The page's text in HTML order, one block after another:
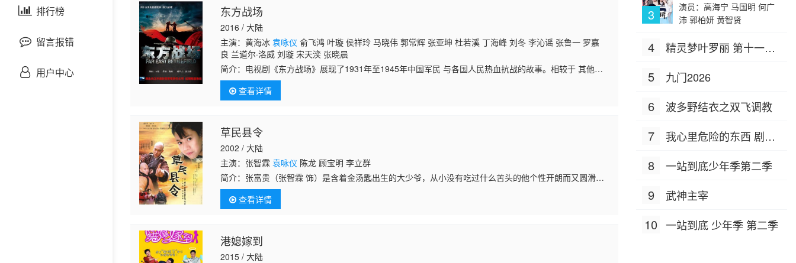
剧情片
战争片
悬疑片
泰国剧
欧美综艺
欧美动漫
排行榜
留言报错
用户中心
东方战场
2016 / 大陆
主演：黄海冰袁咏仪 俞飞鸿 叶璇 侯祥玲 马晓伟 郭常辉 张亚坤 杜若溪 丁海峰 刘冬 李沁谣 张鲁一 罗嘉
良 兰道尔·洛威 刘璇 宋天湙 张晓晨
简介： 电视剧《东方战场》展现了1931年至1945年中国军民 与各国人民热血抗战的故事。相较于 其他战
争剧，本剧以全新视角解读东 方战场怎样影响西方战场的命运，同 时，该剧还囊括了二战期间东方战场 的
查看详情
草民县令
2002 / 大陆
主演：张智霖袁咏仪 陈龙 顾宝明 李立群
简介： 张富贵（张智霖 饰）是含着金汤匙出生的大少爷，从小没有吃过什么苦头的他个性开朗而又圆滑，
靠着一张能说会道的嘴在父老乡亲们之中十分吃得开。何小春（
心喜欢着张富贵
查看详情
港媳嫁到
2015 / 大陆
3
演员：高海宁 马国明 何广
沛 郭柏妍 黄智贤
4
精灵梦叶罗丽 第十一季
5 九门2026
6 波多野结衣之双飞调教
7
我心里危险的东西 剧场
8 一站到底少年季第二季
9 武神主宰
10 一站到底 少年季 第二季